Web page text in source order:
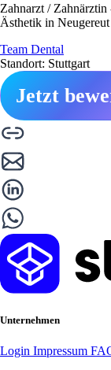
Zahnarzt /
Ästhetik in Neugereut
Team Dental
Standort: Stuttgart
Jetzt
Unternehmen
Login Impressum